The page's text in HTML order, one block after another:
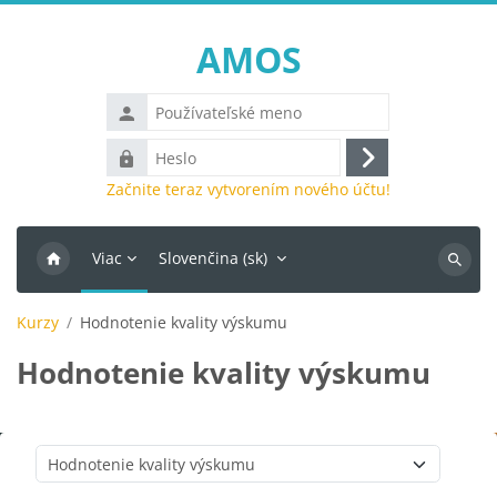
AMOS
Používateľské
meno
Heslo
Prihlásiť
sa
Začnite teraz vytvorením nového účtu!
Viac Slovenčina ‎(sk)‎
kurzy
Kurzy Hodnotenie kvality výskumu
Hodnotenie kvality výskumu
Kategórie kurzov